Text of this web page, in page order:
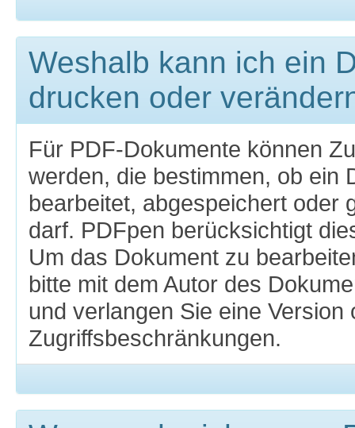
Weshalb kann ich ein
drucken oder
Für PDF-Dokumente können
werden, die bestimmen, ob ein
bearbeitet, abgespeichert oder
darf. PDFpen berücksichtigt
Um das Dokument zu
bitte mit dem Autor des
und verlangen Sie eine Version
Zugriffsbeschränkungen.